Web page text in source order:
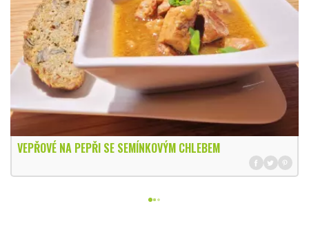
VEPŘOVÉ NA PEPŘI SE SEMÍNKOVÝM CHLEBEM